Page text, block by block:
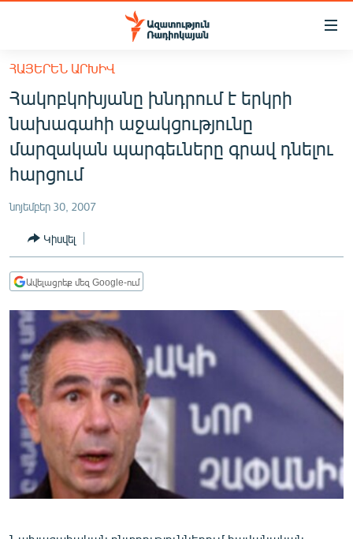
Մատչելիության
հիմնական
բովանդակությանը
Անցնել
հիմնական
մենյուին
Որոնում
ՀԱՅԱՍՏԱՆ
ՔԱՂԱՔԱԿԱՆ
ԸՆՏՐՈՒԹՅՈՒՆՆԵՐ 2026
ՏՆՏԵՍՈՒԹՅՈՒՆ
ՂԱՐԱԲԱՂ
ՊԱՏԵՐԱԶՄԻ 6 ՇԱԲԱԹՆԵՐԸ
ՏԱՐԱԾԱՇՐՋԱՆ
ՄԻՋԱԶԳԱՅԻՆ
ՄՇԱԿՈՒՅԹ
ՍՊՈՐՏ
ՄԵԿՆԱԲԱՆՈՒԹՅՈՒՆ
ՏՏ ԵՒ ԻՆՏԵՐՆԵՏ
ՀԱՅԵՐԵՆ ԱՐԽԻՎ
Հակոբկոխյանը խնդրում է երկրի
նախագահի աջակցությունը
մարզական պարգեւները գրավ դնելու
հարցում
նոյեմբեր 30, 2007
Կիսվել
Ավելացրեք մեզ Google-ում